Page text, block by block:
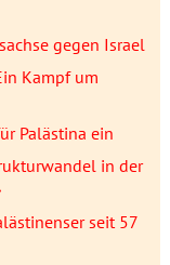
gegen Israel
Kampf um
Palästina ein
in der
seit 57